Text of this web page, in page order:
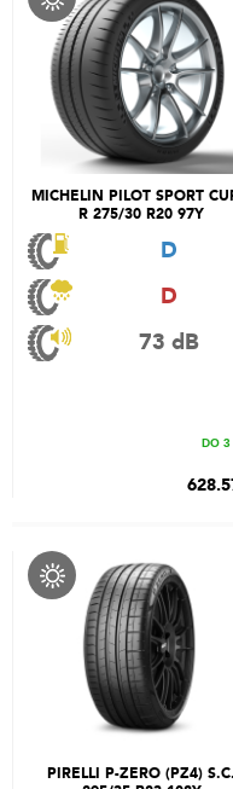
MICHELIN PILOT SPORT
R 275/30 R20 97Y
D
D
73 dB
DO 3
PIRELLI P-ZERO (PZ4) S.C.